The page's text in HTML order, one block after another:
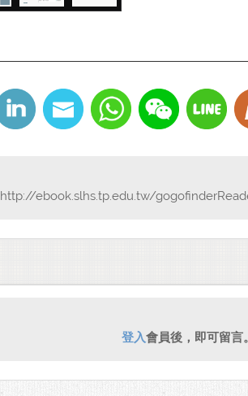
http://ebook.slhs.tp.edu.tw/
登入會員後，即可留言